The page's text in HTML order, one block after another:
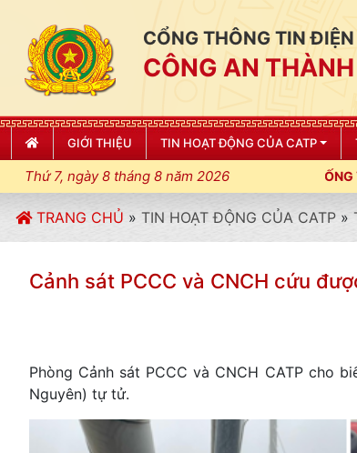
CỔNG THÔNG TIN
CÔNG AN
GIỚI THIỆU TIN HOẠT ĐỘNG CỦA CATP
Thứ 7, ngày 8 tháng 8 năm 2026
LỆNH; XÂY DỰNG NẾP SỐNG VĂN HÓA VÌ NHÂN
TRANG CHỦ » TIN HOẠT ĐỘNG CỦA CATP »
Cảnh sát PCCC và CNCH cứu
Phòng Cảnh sát PCCC và CNCH CATP cho
Nguyên) tự tử.